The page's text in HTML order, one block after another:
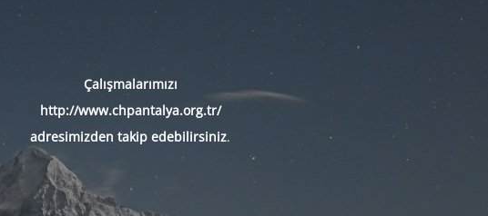
Çalışmalarımızı
http://www.chpantalya.org.tr/
adresimizden takip edebilirsiniz.